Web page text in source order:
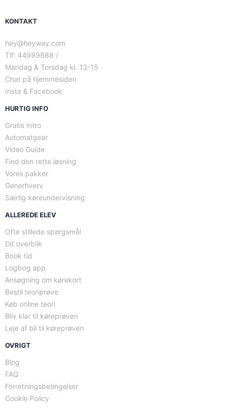
KONTAKT
hey@heyway.com
Tlf: 44999888 /
Mandag & Torsdag kl. 13-15
Chat på hjemmesiden
Insta & Facebook
HURTIG INFO
Gratis Intro
Automatgear
Video Guide
Find den rette løsning
Vores pakker
Generhverv
Særlig køreundervisning
ALLEREDE ELEV
Ofte stillede spørgsmål
Dit overblik
Book tid
Logbog app
Ansøgning om kørekort
Bestil teoriprøve
Køb online teori
Bliv klar til køreprøven
Leje af bil til køreprøven
OVRIGT
Blog
FAQ
Forretningsbetingelser
Cookie Policy